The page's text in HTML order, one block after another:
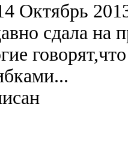
Октябрь
сдала на